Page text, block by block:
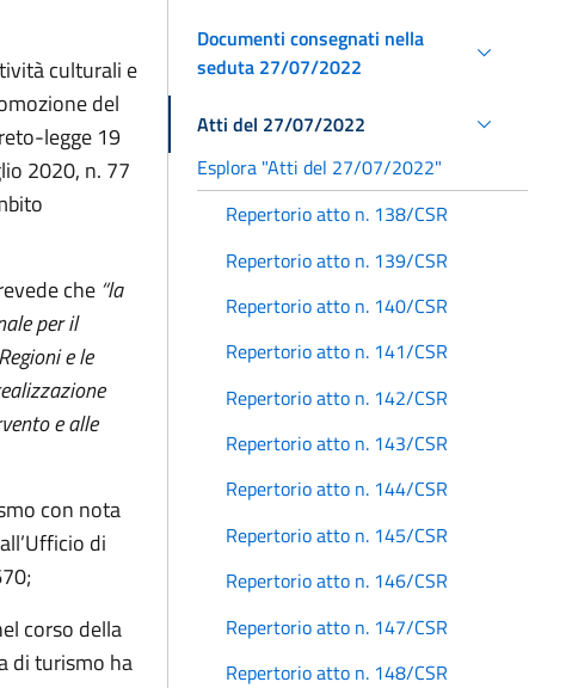
culturali e
del
legge 19
2020, n. 77
che “la
per il
e le
e alle
con nota
di
corso della
di turismo ha
Documenti consegnati nella
seduta 27/07/2022
Atti del 27/07/2022
Esplora "Atti del 27/07/2022"
Repertorio atto n. 138/CSR
Repertorio atto n. 139/CSR
Repertorio atto n. 140/CSR
Repertorio atto n. 141/CSR
Repertorio atto n. 142/CSR
Repertorio atto n. 143/CSR
Repertorio atto n. 144/CSR
Repertorio atto n. 145/CSR
Repertorio atto n. 146/CSR
Repertorio atto n. 147/CSR
Repertorio atto n. 148/CSR